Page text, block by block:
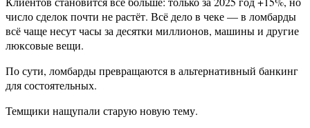
число сделок почти не растёт. Всё дело в чеке — в ломбарды
всё чаще несут часы за десятки миллионов, машины и другие
люксовые вещи.
По сути, ломбарды превращаются в альтернативный банкинг
для состоятельных.
Темщики нащупали старую новую тему.